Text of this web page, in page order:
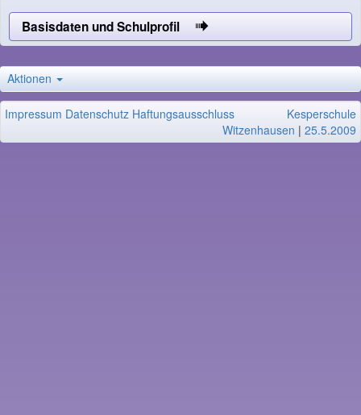
Basisdaten und Schulprofil
Aktionen
Impressum Datenschutz Haftungsausschluss
Kesperschule
Witzenhausen | 25.5.2009